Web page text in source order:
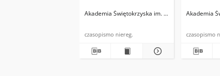
2007, R. XIV, nr 3 (52) :
listopad 2007
Akademia Świętokrzyska im. Jana
czasopismo niereg.
2008, R.
2008
Akademia